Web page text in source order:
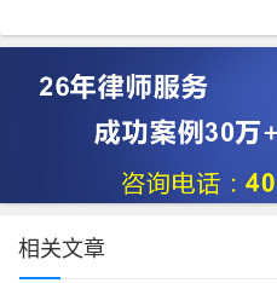
相关文章